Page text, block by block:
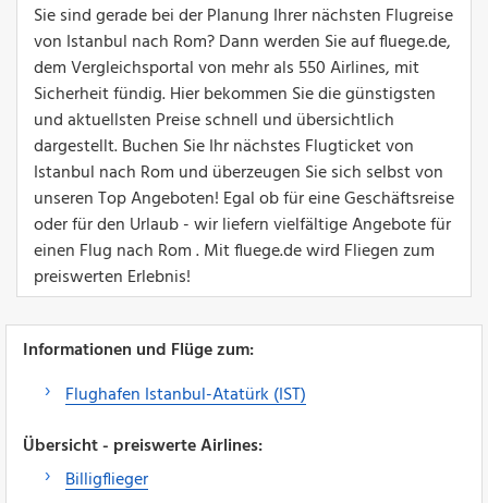
Sie sind gerade bei der Planung Ihrer nächsten Flugreise
von Istanbul nach Rom? Dann werden Sie auf fluege.de,
dem Vergleichsportal von mehr als 550 Airlines, mit
Sicherheit fündig. Hier bekommen Sie die günstigsten
und aktuellsten Preise schnell und übersichtlich
dargestellt. Buchen Sie Ihr nächstes Flugticket von
Istanbul nach Rom und überzeugen Sie sich selbst von
unseren Top Angeboten! Egal ob für eine Geschäftsreise
oder für den Urlaub - wir liefern vielfältige Angebote für
einen Flug nach Rom . Mit fluege.de wird Fliegen zum
preiswerten Erlebnis!
Informationen und Flüge zum:
Flughafen Istanbul-Atatürk (IST)
Übersicht - preiswerte Airlines:
Billigflieger